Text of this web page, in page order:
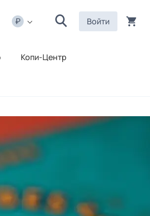
Войти
Копи-Центр